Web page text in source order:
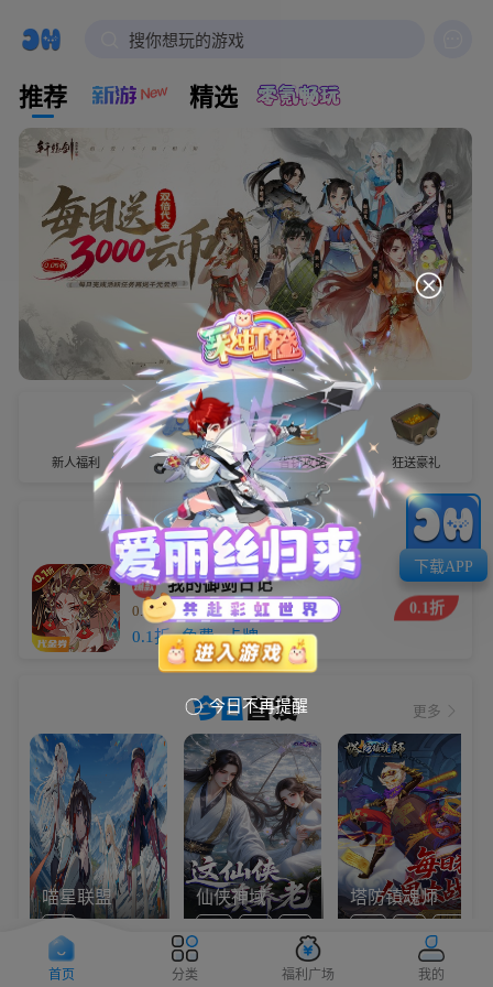
搜你想玩的游戏
推荐 精选
新人福利 试玩有奖 省钱攻略 狂送豪礼
小编推荐
我的御剑日记
0.1折每日送6480
5.9万
0.1折
免费 卡牌
0.1折
今日首发 更多
喵星联盟 仙侠神域 塔防镇魂师
下载APP
 今日不再提醒
首页 分类 福利广场 我的